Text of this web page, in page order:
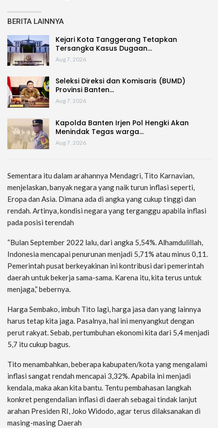
BERITA LAINNYA
Kejari Kota Tanggerang Tetapkan
Tersangka Kasus Dugaan…
Aug 7, 2026
Seleksi Direksi dan Komisaris (BUMD)
Provinsi Banten…
Aug 7, 2026
Kapolda Banten Irjen Pol Hengki Akan
Menindak Tegas warga…
Aug 7, 2026
Sementara itu dalam arahannya Mendagri, Tito Karnavian,
menjelaskan, banyak negara yang naik turun inflasi seperti,
Eropa dan Asia. Dimana ada di angka yang cukup tinggi dan
rendah. Artinya, kondisi negara yang terganggu apabila inflasi
pada posisi terendah
“Bulan September 2022 lalu, dari angka 5,54%. Alhamdulillah,
Indonesia mencapai penurunan menjadi 5,71% atau minus 0,11.
Pemerintah pusat berkeyakinan ini kontribusi dari pemerintah
daerah untuk bekerja sama-sama. Karena itu, kita terus untuk
menjaga,” bebernya.
Harga Sembako, imbuh Tito lagi, harga jasa dan yang lainnya
harus tetap kita jaga. Pasalnya, hal ini menyangkut dengan
perut rakyat. Sebab, pertumbuhan ekonomi kita dari 5,4 menjadi
5,7 itu cukup bagus.
Tito menambahkan, beberapa kabupaten/kota yang mengalami
inflasi sangat rendah mencapai 3,32%. Apabila ini menjadi
kendala, maka akan kita bantu. Tentu pembahasan langkah
konkret pengendalian inflasi di daerah sebagai tindak lanjut
arahan Presiden RI, Joko Widodo, agar terus dilaksanakan di
masing-masing Daerah